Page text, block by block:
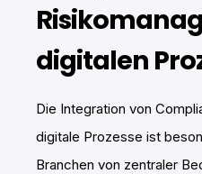
digitalen
Die Integration von
digitale Prozesse ist
Branchen von zentraler